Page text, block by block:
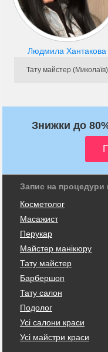
Людмила Хантакова
Тату майстер (Миколаїв)
Знижки до
Запис на процедури
Косметолог
Масажист
Перукар
Майстер манікюру
Тату майстер
Барбершоп
Тату салон
Подолог
Усі салони краси
Усі майстри краси